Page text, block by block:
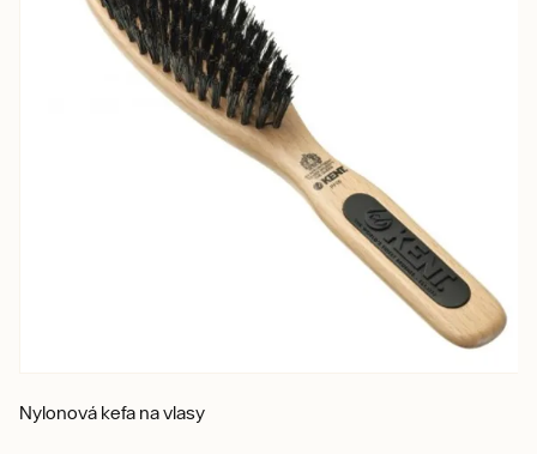
Nylonová kefa na vlasy